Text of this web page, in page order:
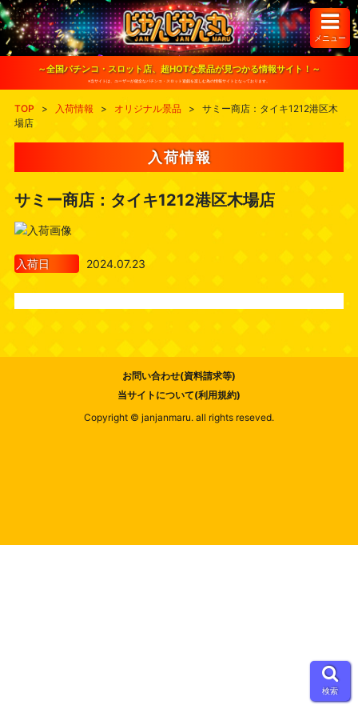
S
k
i
o
メニュー
～全国パチンコ・スロット店、超HOTな景品が見つかる情報サイト！～
※当サイトは、ユーザーが健全なパチンコ・スロット遊戯を楽しむ為の情報サイトとなっております。
TOP > 入荷情報 > オリジナル景品 >
サミー商店：タイキ1212港区木
場店
入荷情報
サミー商店：タイキ1212港区木場店
入荷日 2024.07.23
お問い合わせ(資料請求等)
当サイトについて(利用規約)
Copyright © janjanmaru. all rights reseved.
検索